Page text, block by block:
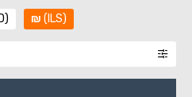
₪ (ILS)